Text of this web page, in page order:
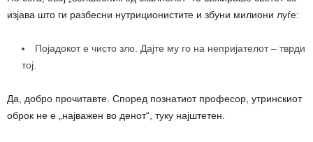
изјава што ги разбесни нутриционистите и збуни милиони луѓе:
Појадокот е чисто зло. Дајте му го на непријателот – тврди
тој.
Да, добро прочитавте. Според познатиот професор, утринскиот
оброк не е „најважен во денот“, туку најштетен.